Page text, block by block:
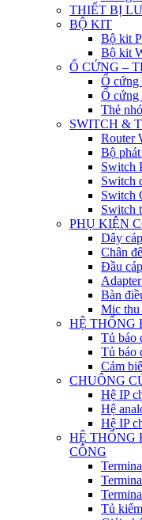
THIẾT BỊ
BỘ KIT
Bộ kit
Bộ kit
Ổ CỨNG –
Ổ cứng
Ổ cứng
Thẻ
SWITCH &
Router
Bộ
Switch
Switch
Switch
Switch
PHỤ KIỆN
Dây cáp
Chân đế
Đầu
Bàn
Mic thu
HỆ THỐNG
Tủ báo
Tủ báo
Cảm
CHUÔNG
Hệ IP
Hệ
Hệ IP
HỆ THỐNG
CÔNG
Tủ